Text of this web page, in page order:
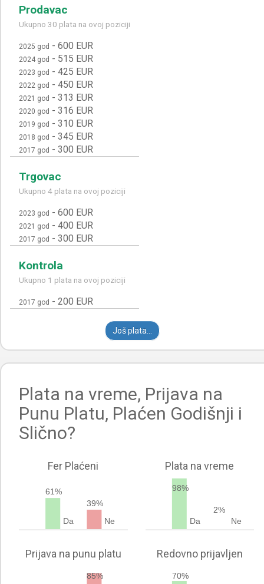
Prodavac
Ukupno 30 plata na ovoj poziciji
2025 god - 600 EUR
2024 god - 515 EUR
2023 god - 425 EUR
2022 god - 450 EUR
2021 god - 313 EUR
2020 god - 316 EUR
2019 god - 310 EUR
2018 god - 345 EUR
2017 god - 300 EUR
Trgovac
Ukupno 4 plata na ovoj poziciji
2023 god - 600 EUR
2021 god - 400 EUR
2017 god - 300 EUR
Kontrola
Ukupno 1 plata na ovoj poziciji
2017 god - 200 EUR
Još plata...
Plata na vreme, Prijava na
Punu Platu, Plaćen Godišnji i
Slično?
Fer Plaćeni
61%
Da
39%
Ne
Plata na vreme
98%
Da
2%
Ne
Prijava na punu platu
85%
Redovno prijavljen
70%